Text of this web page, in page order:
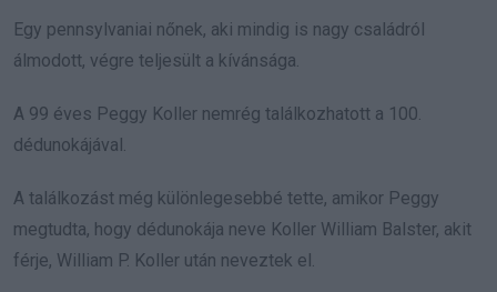
Egy pennsylvaniai nőnek, aki mindig is nagy családról
álmodott, végre teljesült a kívánsága.
A 99 éves Peggy Koller nemrég találkozhatott a 100.
dédunokájával.
A találkozást még különlegesebbé tette, amikor Peggy
megtudta, hogy dédunokája neve Koller William Balster, akit
férje, William P. Koller után neveztek el.